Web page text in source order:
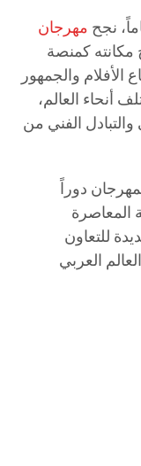
نجح مهرجان
كمنصة
الأفلام والجمهور
أنحاء العالم،
الفني من
2011، لعب المهرجان دوراً
المعاصرة
للتعاون
العربي